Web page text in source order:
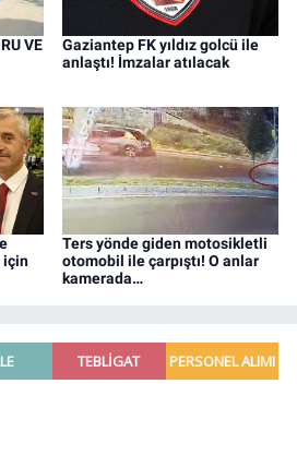
VE
Gaziantep FK yıldız golcü ile
anlaştı! İmzalar atılacak
için
Ters yönde giden motosikletli
otomobil ile çarpıştı! O anlar
kamerada…